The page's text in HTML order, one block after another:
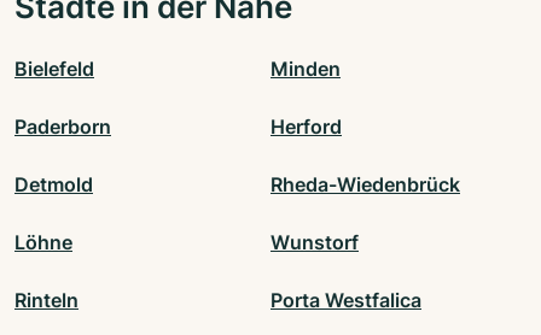
Bielefeld Minden
Paderborn Herford
Detmold Rheda-Wiedenbrück
Löhne Wunstorf
Rinteln Porta Westfalica